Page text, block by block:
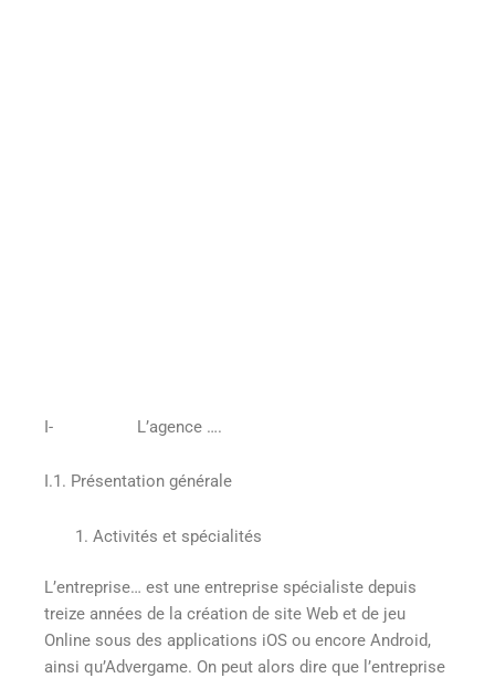
I- L’agence ….
I.1. Présentation générale
Activités et spécialités
L’entreprise… est une entreprise spécialiste depuis
treize années de la création de site Web et de jeu
Online sous des applications iOS ou encore Android,
ainsi qu’Advergame. On peut alors dire que l’entreprise